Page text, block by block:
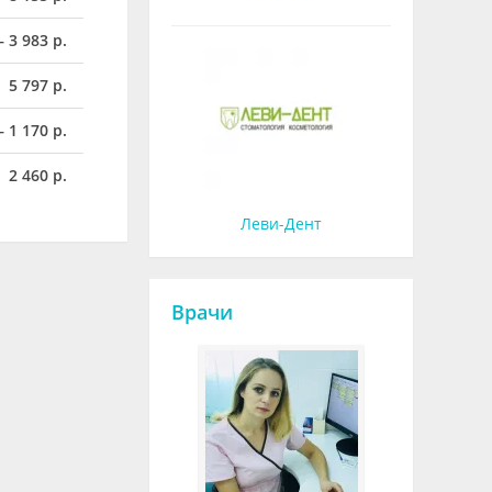
3 983 р.
5 797 р.
1 170 р.
2 460 р.
Леви-Дент
Врачи